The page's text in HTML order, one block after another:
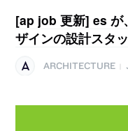
[ap job 更新] es が
ザインの設計スタ
ARCHITECTURE